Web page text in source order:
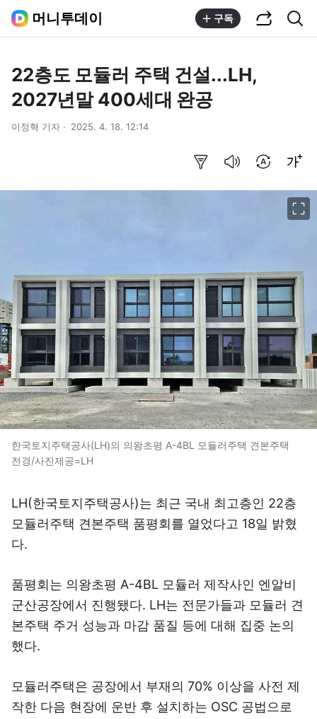
머니투데이 구독
22층도 모듈러 주택 건설...LH,
2027년말 400세대 완공
이정혁 기자 2025. 4. 18. 12:14
한국토지주택공사(LH)의 의왕초평 A-4BL 모듈러주택 견본주택
전경/사진제공=LH
LH(한국토지주택공사)는 최근 국내 최고층인 22층
모듈러주택 견본주택 품평회를 열었다고 18일 밝혔
다.
품평회는 의왕초평 A-4BL 모듈러 제작사인 엔알비
군산공장에서 진행됐다. LH는 전문가들과 모듈러 견
본주택 주거 성능과 마감 품질 등에 대해 집중 논의
했다.
모듈러주택은 공장에서 부재의 70% 이상을 사전 제
작한 다음 현장에 운반 후 설치하는 OSC 공법으로